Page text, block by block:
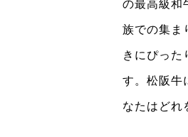
の最高級和
族での集ま
きにぴった
す。松阪
なたはどれ